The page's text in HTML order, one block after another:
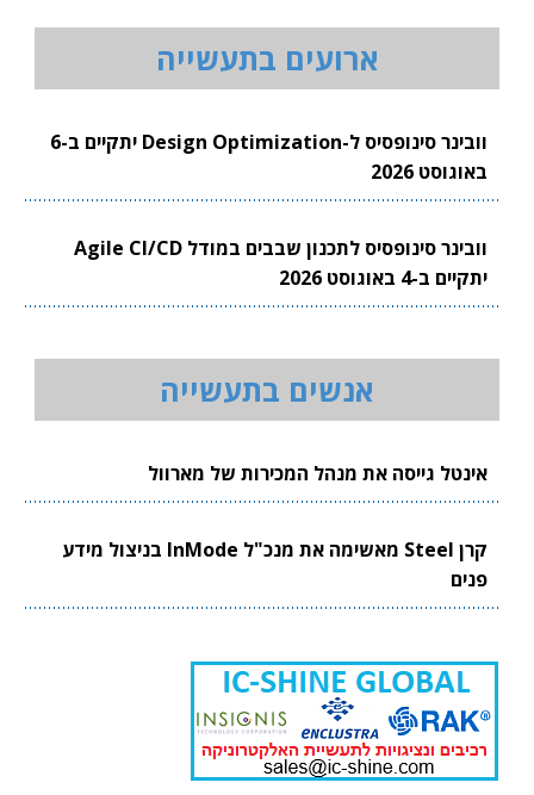
ארועים בתעשייה
וובינר סינופסיס ל-Design Optimization יתקיים ב-6
באוגוסט 2026
וובינר סינופסיס לתכנון שבבים במודל Agile CI/CD
יתקיים ב-4 באוגוסט 2026
אנשים בתעשייה
אינטל גייסה את מנהל המכירות של מארוול
קרן Steel מאשימה את מנכ"ל InMode בניצול מידע
פנים